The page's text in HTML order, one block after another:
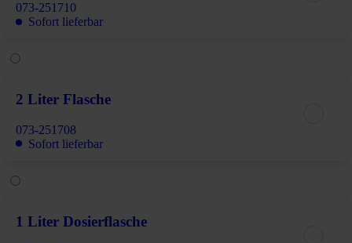
073-251710
Sofort lieferbar
2 Liter Flasche
073-251708
Sofort lieferbar
1 Liter Dosierflasche